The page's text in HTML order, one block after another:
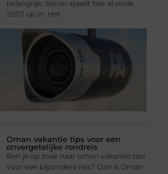
belangrijk. Sitcon speelt hier al sinds
2007 op in. Het
Oman vakantie tips voor een
onvergetelijke rondreis
Ben je op zoek naar oman vakantie tips
voor een bijzondere reis? Dan is Oman